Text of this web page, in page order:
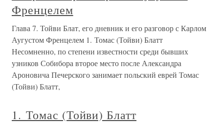
Френцелем
Глава 7. Тойви Блат, его дневник и его разговор с Карлом
Аугустом Френцелем 1. Томас (Тойви) Блатт
Несомненно, по степени известности среди бывших
узников Собибора второе место после Александра
Ароновича Печерского занимает польский еврей Томас
(Тойви) Блатт,
1. Томас (Тойви) Блатт